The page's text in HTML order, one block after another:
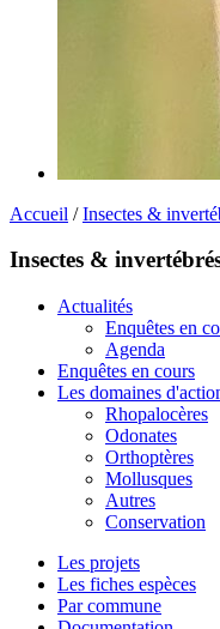
Accueil /Insectes &
Insectes &
Actualités
Enquêtes en
Agenda
Enquêtes en cours
Les domaines
Rhopalocères
Odonates
Orthoptères
Mollusques
Autres
Conservation
Les projets
Les fiches espèces
Par commune